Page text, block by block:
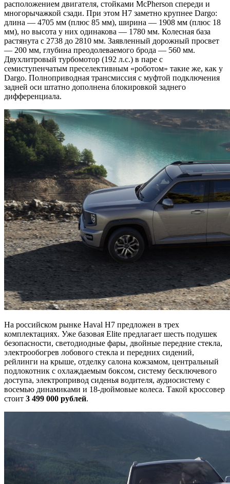
расположением двигателя, стойками McPherson спереди и
многорычажкой сзади. При этом H7 заметно крупнее Dargo:
длина — 4705 мм (плюс 85 мм), ширина — 1908 мм (плюс 18
мм), но высота у них одинакова — 1780 мм. Колесная база
растянута с 2738 до 2810 мм. Заявленный дорожный просвет
— 200 мм, глубина преодолеваемого брода — 560 мм.
Двухлитровый турбомотор (192 л.с.) в паре с
семиступенчатым преселективным «роботом» такие же, как у
Dargo. Полноприводная трансмиссия с муфтой подключения
задней оси штатно дополнена блокировкой заднего
дифференциала.
На российском рынке Haval H7 предложен в трех
комплектациях. Уже базовая Elite предлагает шесть подушек
безопасности, светодиодные фары, двойные передние стекла,
электрообогрев лобового стекла и передних сидений,
рейлинги на крыше, отделку салона кожзамом, центральный
подлокотник с охлаждаемым боксом, систему бесключевого
доступа, электропривод сиденья водителя, аудиосистему с
восемью динамиками и 18-дюймовые колеса. Такой кроссовер
стоит 3 499 000 рублей.